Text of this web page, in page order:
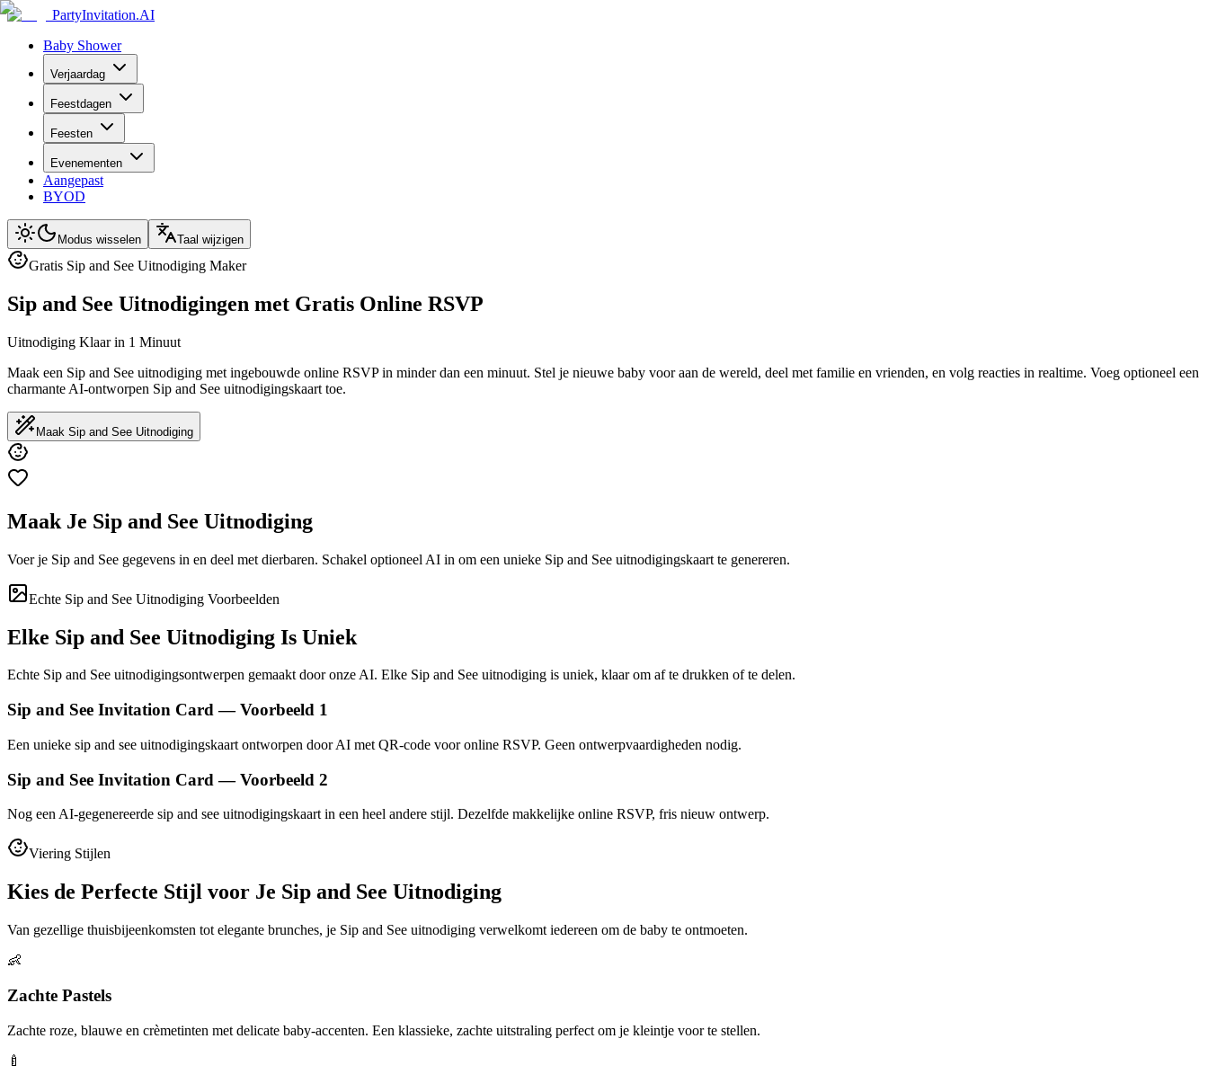
PartyInvitation.AI
Baby Shower
Verjaardag
Feestdagen
Feesten
Evenementen
Aangepast
BYOD
Modus wisselen Taal wijzigen
Gratis Sip and See Uitnodiging Maker
Sip and See Uitnodigingen met Gratis Online RSVP
Uitnodiging Klaar in 1 Minuut
Maak een Sip and See uitnodiging met ingebouwde online RSVP in minder dan een minuut. Stel je nieuwe baby voor aan de wereld, deel met familie en vrienden, en volg reacties in realtime. Voeg optioneel een
charmante AI-ontworpen Sip and See uitnodigingskaart toe.
Maak Sip and See Uitnodiging
Maak Je Sip and See Uitnodiging
Voer je Sip and See gegevens in en deel met dierbaren. Schakel optioneel AI in om een unieke Sip and See uitnodigingskaart te genereren.
Echte Sip and See Uitnodiging Voorbeelden
Elke Sip and See Uitnodiging Is Uniek
Echte Sip and See uitnodigingsontwerpen gemaakt door onze AI. Elke Sip and See uitnodiging is uniek, klaar om af te drukken of te delen.
Sip and See Invitation Card — Voorbeeld 1
Een unieke sip and see uitnodigingskaart ontworpen door AI met QR-code voor online RSVP. Geen ontwerpvaardigheden nodig.
Sip and See Invitation Card — Voorbeeld 2
Nog een AI-gegenereerde sip and see uitnodigingskaart in een heel andere stijl. Dezelfde makkelijke online RSVP, fris nieuw ontwerp.
Viering Stijlen
Kies de Perfecte Stijl voor Je Sip and See Uitnodiging
Van gezellige thuisbijeenkomsten tot elegante brunches, je Sip and See uitnodiging verwelkomt iedereen om de baby te ontmoeten.
👶
Zachte Pastels
Zachte roze, blauwe en crèmetinten met delicate baby-accenten. Een klassieke, zachte uitstraling perfect om je kleintje voor te stellen.
🍼